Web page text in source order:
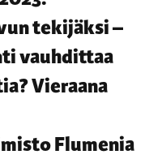
tekijäksi –
vauhdittaa
Vieraana
Flumenia